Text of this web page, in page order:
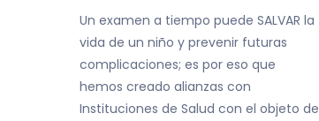
Un examen a tiempo puede SALVAR la
vida de un niño y prevenir futuras
complicaciones; es por eso que
hemos creado alianzas con
Instituciones de Salud con el objeto de